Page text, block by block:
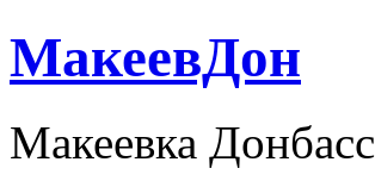
МакеевДон
Макеевка Донбасс